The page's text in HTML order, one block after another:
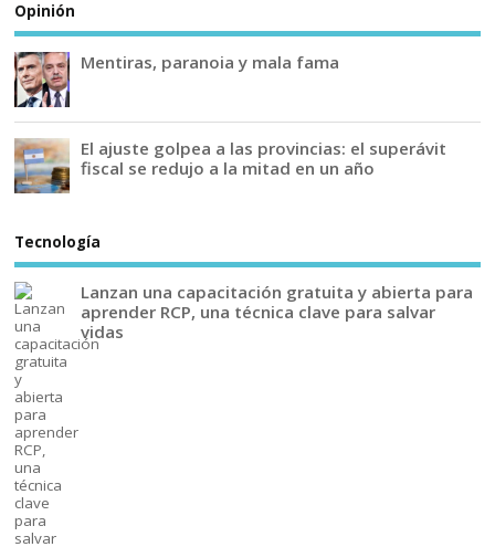
Opinión
Mentiras, paranoia y mala fama
El ajuste golpea a las provincias: el superávit
fiscal se redujo a la mitad en un año
Tecnología
Lanzan una capacitación gratuita y abierta para
aprender RCP, una técnica clave para salvar
vidas